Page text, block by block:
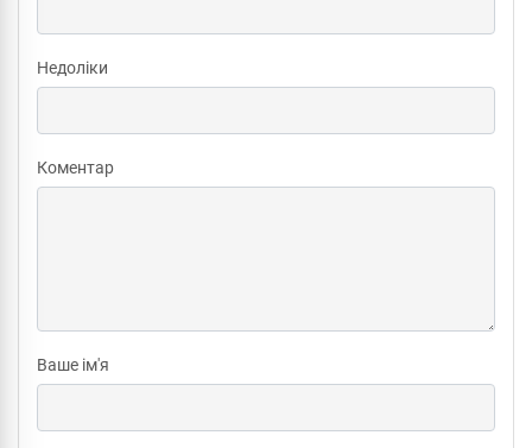
Недоліки
Коментар
Ваше ім'я